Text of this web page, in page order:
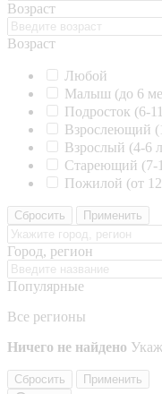
Возраст
Возраст
Любой
Малыш (до 6
Подросток (6-
Взрослеющий
Взрослый (4-6
Стареющий (7-
Пожилой (от
Сбросить Применить
Город, регион
Популярные
Все регионы
Ничего не найдено
Сбросить
Применить